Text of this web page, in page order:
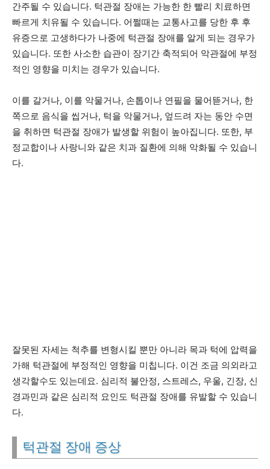
간주될 수 있습니다. 턱관절 장애는 가능한 한 빨리 치료하면
빠르게 치유될 수 있습니다. 어쩔때는 교통사고를 당한 후 후
유증으로 고생하다가 나중에 턱관절 장애를 알게 되는 경우가
있습니다. 또한 사소한 습관이 장기간 축적되어 악관절에 부정
적인 영향을 미치는 경우가 있습니다.
이를 갈거나, 이를 악물거나, 손톱이나 연필을 물어뜯거나, 한
쪽으로 음식을 씹거나, 턱을 악물거나, 엎드려 자는 동안 수면
을 취하면 턱관절 장애가 발생할 위험이 높아집니다. 또한, 부
정교합이나 사랑니와 같은 치과 질환에 의해 악화될 수 있습니
다.
잘못된 자세는 척추를 변형시킬 뿐만 아니라 목과 턱에 압력을
가해 턱관절에 부정적인 영향을 미칩니다. 이건 조금 의외라고
생각할수도 있는데요. 심리적 불안정, 스트레스, 우울, 긴장, 신
경과민과 같은 심리적 요인도 턱관절 장애를 유발할 수 있습니
다.
턱관절 장애 증상